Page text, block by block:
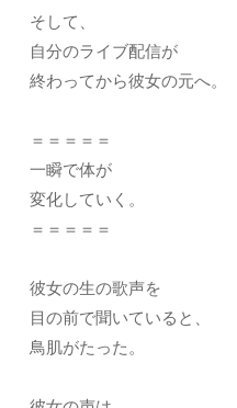
そして、
自分のライブ配信が
終わってから彼女の元へ。
＝＝＝＝＝
一瞬で体が
変化していく。
＝＝＝＝＝
彼女の生の歌声を
目の前で聞いていると、
鳥肌がたった。